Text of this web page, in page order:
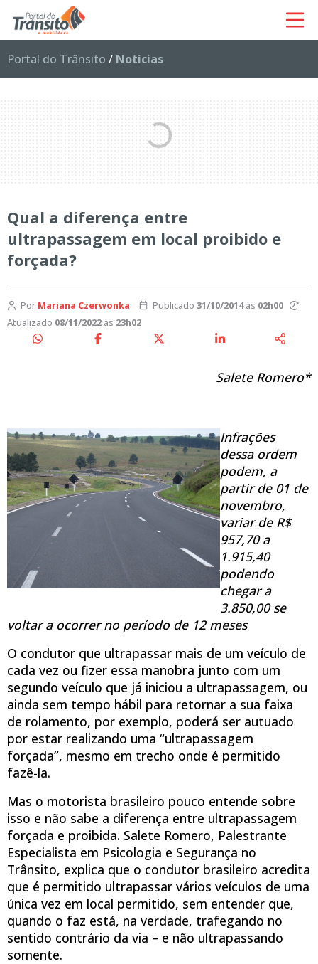
Portal do Trânsito / Notícias
Qual a diferença entre
ultrapassagem em local proibido e
forçada?
Por Mariana Czerwonka Publicado 31/10/2014às 02h00
Atualizado 08/11/2022 às 23h02
Salete Romero*
Infrações
dessa ordem
podem, a
partir de 01 de
novembro,
variar de R$
957,70 a
1.915,40
podendo
chegar a
3.850,00 se
voltar a ocorrer no período de 12 meses
O condutor que ultrapassar mais de um veículo de
cada vez ou fizer essa manobra junto com um
segundo veículo que já iniciou a ultrapassagem, ou
ainda sem tempo hábil para retornar a sua faixa
de rolamento, por exemplo, poderá ser autuado
por estar realizando uma “ultrapassagem
forçada”, mesmo em trecho onde é permitido
fazê-la.
Mas o motorista brasileiro pouco entende sobre
isso e não sabe a diferença entre ultrapassagem
forçada e proibida. Salete Romero, Palestrante
Especialista em Psicologia e Segurança no
Trânsito, explica que o condutor brasileiro acredita
que é permitido ultrapassar vários veículos de uma
única vez em local permitido, sem entender que,
quando o faz está, na verdade, trafegando no
sentido contrário da via – e não ultrapassando
somente.